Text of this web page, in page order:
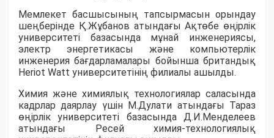
Мемлекет басшысының тапсырмасын орындау
шеңберінде Қ.Жұбанов атындағы Ақтөбе өңірлік
университеті базасында мұнай инженериясы,
электр энергетикасы және компьютерлік
инженерия бағдарламалары бойынша британдық
Heriot Watt университетінің филиалы ашылды.
Химия және химиялық технологиялар саласында
кадрлар даярлау үшін М.Дулати атындағы Тараз
өңірлік университеті базасында Д.И.Менделеев
атындағы Ресей химия-технологиялық